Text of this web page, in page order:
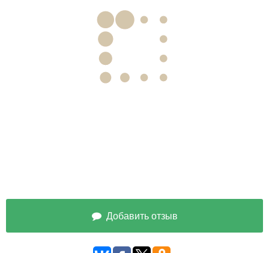
Добавить отзыв